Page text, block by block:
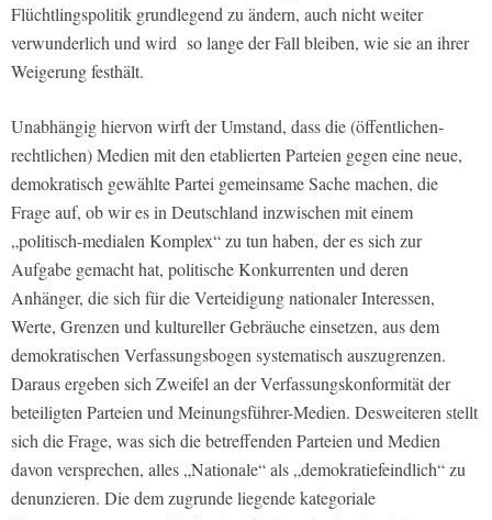
Flüchtlingspolitik grundlegend zu ändern, auch nicht weiter
verwunderlich und wird so lange der Fall bleiben, wie sie an ihrer
Weigerung festhält.
Unabhängig hiervon wirft der Umstand, dass die (öffentlichen-
rechtlichen) Medien mit den etablierten Parteien gegen eine neue,
demokratisch gewählte Partei gemeinsame Sache machen, die
Frage auf, ob wir es in Deutschland inzwischen mit einem
„politisch-medialen Komplex“ zu tun haben, der es sich zur
Aufgabe gemacht hat, politische Konkurrenten und deren
Anhänger, die sich für die Verteidigung nationaler Interessen,
Werte, Grenzen und kultureller Gebräuche einsetzen, aus dem
demokratischen Verfassungsbogen systematisch auszugrenzen.
Daraus ergeben sich Zweifel an der Verfassungskonformität der
beteiligten Parteien und Meinungsführer-Medien. Desweiteren stellt
sich die Frage, was sich die betreffenden Parteien und Medien
davon versprechen, alles „Nationale“ als „demokratiefeindlich“ zu
denunzieren. Die dem zugrunde liegende kategoriale